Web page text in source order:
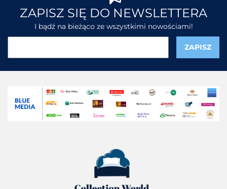
ZAPISZ SIĘ DO NEWSLETTERA
I bądź na bieżąco ze wszystkimi nowościami!